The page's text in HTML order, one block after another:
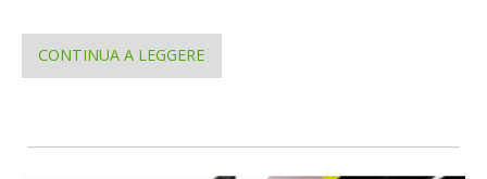
CONTINUA A LEGGERE